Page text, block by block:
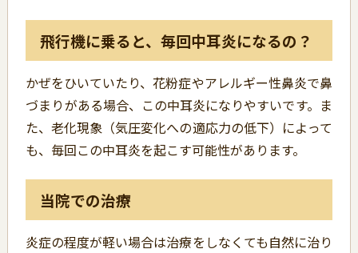
飛行機に乗ると、毎回中耳炎になるの？
かぜをひいていたり、花粉症やアレルギー性鼻炎で鼻
づまりがある場合、この中耳炎になりやすいです。ま
た、老化現象（気圧変化への適応力の低下）によって
も、毎回この中耳炎を起こす可能性があります。
当院での治療
炎症の程度が軽い場合は治療をしなくても自然に治り